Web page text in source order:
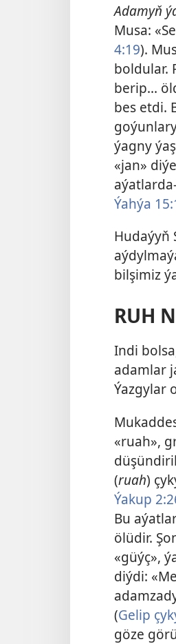
Adamyň
Musa:
4:19).
boldular.
berip...
bes etdi.
ýagny
«jan»
Ýahýa
Hudaýyň
bilşimiz
RUH
Indi
adamlar
Ýazgylar
«ruah»,
(ruah)
Ýakup
Bu
ölüdir.
«güýç»,
diýdi:
(Gelip
göze